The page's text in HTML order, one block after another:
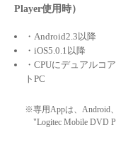
Player使用時）
・Android2.3以降
・iOS5.0.1以降
・CPUにデュアルコ
トPC
※専用Appは、Android
"Logitec Mobile DVD